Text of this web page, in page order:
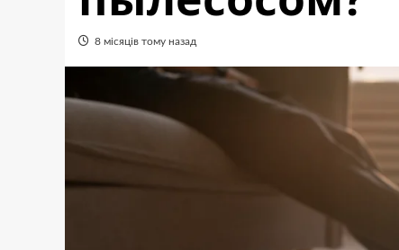
8 місяців тому назад